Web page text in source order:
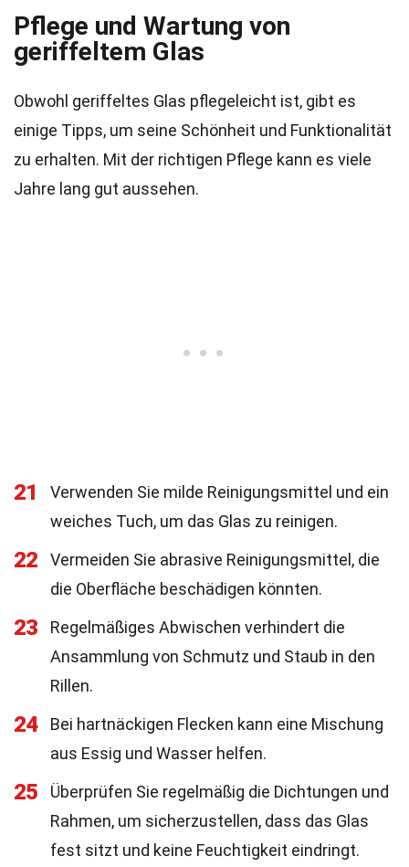
Pflege und Wartung von
geriffeltem Glas
Obwohl geriffeltes Glas pflegeleicht ist, gibt es
einige Tipps, um seine Schönheit und Funktionalität
zu erhalten. Mit der richtigen Pflege kann es viele
Jahre lang gut aussehen.
21
Verwenden Sie milde Reinigungsmittel und ein
weiches Tuch, um das Glas zu reinigen.
22
Vermeiden Sie abrasive Reinigungsmittel, die
die Oberfläche beschädigen könnten.
23
Regelmäßiges Abwischen verhindert die
Ansammlung von Schmutz und Staub in den
Rillen.
24
Bei hartnäckigen Flecken kann eine Mischung
aus Essig und Wasser helfen.
25
Überprüfen Sie regelmäßig die Dichtungen und
Rahmen, um sicherzustellen, dass das Glas
fest sitzt und keine Feuchtigkeit eindringt.